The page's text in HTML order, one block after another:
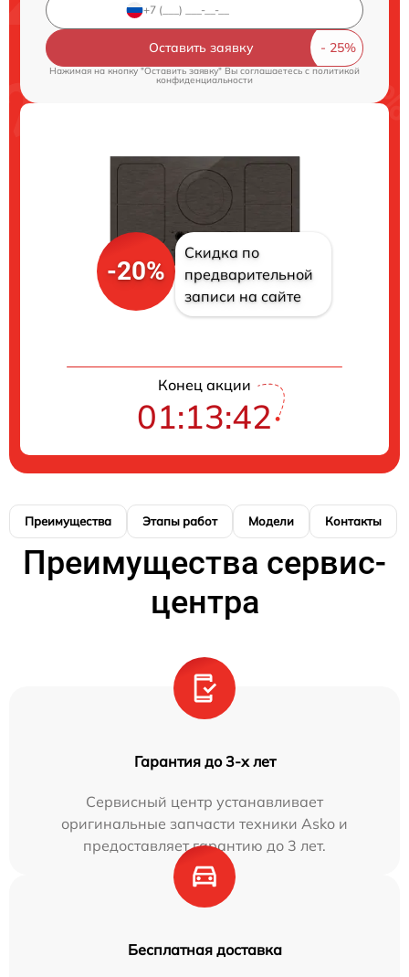
Оставить заявку
Нажимая на кнопку "Оставить заявку" Вы соглашаетесь cполитикой
конфиденциальности
-20%
Скидка по
предварительной
записи на сайте
Конец акции
01:13:41
Преимущества Этапы работ Модели Контакты
Преимущества сервис-
центра
Гарантия до 3-х лет
Сервисный центр устанавливает
оригинальные запчасти техники Asko и
предоставляет гарантию до 3 лет.
Бесплатная доставка